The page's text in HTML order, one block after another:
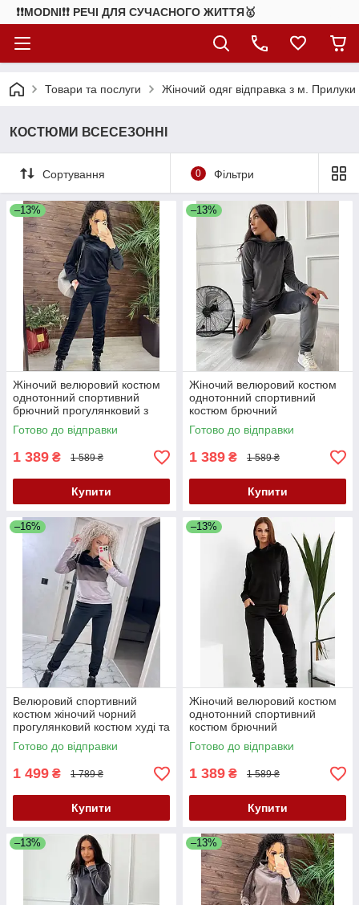
❗❗MODNI❗❗ РЕЧІ ДЛЯ СУЧАСНОГО ЖИТТЯ🥇
Товари та послуги Жіночий одяг відправка з м. Прилуки
КОСТЮМИ ВСЕСЕЗОННІ
Сортування 0 Фільтри
–13%
Жіночий велюровий костюм
однотонний спортивний
брючний прогулянковий з
капюшоном костюм чорний
жіночий
Готово до відправки
1 389 ₴ 1 589 ₴
Купити
–13%
Жіночий велюровий костюм
однотонний спортивний
костюм брючний
прогулянковий з капюшоном
костюм графіт жіночий
Готово до відправки
1 389 ₴ 1 589 ₴
Купити
–16%
Велюровий спортивний
костюм жіночий чорний
прогулянковий костюм худі та
штани оксамитовий костюм з
капюшоном
Готово до відправки
1 499 ₴ 1 789 ₴
Купити
–13%
Жіночий велюровий костюм
однотонний спортивний
костюм брючний
прогулянковий з капюшоном
костюм чорний жіночий
Готово до відправки
1 389 ₴ 1 589 ₴
Купити
–13% –13%